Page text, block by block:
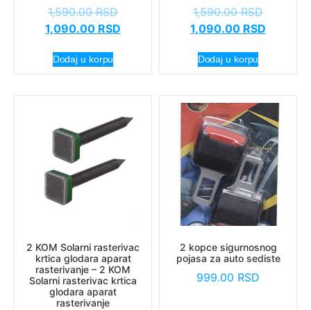
1,590.00RSD
1,090.00 RSD
Dodaj u korpu
1,590.00RSD
1,090.00 RSD
Dodaj u korpu
2 KOM Solarni rasterivac
krtica glodara aparat
rasterivanje – 2 KOM
Solarni rasterivac krtica
glodara aparat
rasterivanje
2 kopce sigurnosnog
pojasa za auto sediste
999.00 RSD